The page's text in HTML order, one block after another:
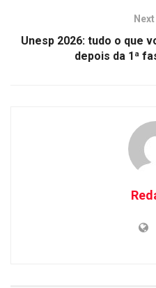
Unesp 2026: tudo o que
depois da 1ª